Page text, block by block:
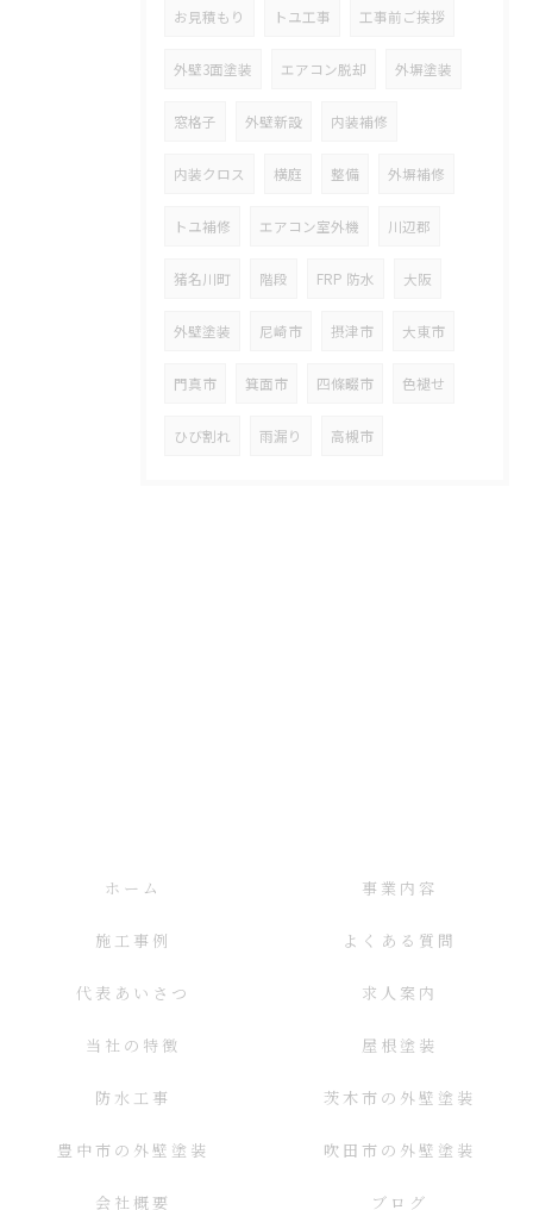
お見積もり トユ工事 工事前ご挨拶
外壁3面塗装 エアコン脱却 外塀塗装
窓格子 外壁新設 内装補修
内装クロス 横庭 整備 外塀補修
トユ補修 エアコン室外機 川辺郡
猪名川町 階段 FRP 防水 大阪
外壁塗装 尼崎市 摂津市 大東市
門真市 箕面市 四條畷市 色褪せ
ひび割れ 雨漏り 高槻市
ホーム 事業内容
施工事例 よくある質問
代表あいさつ 求人案内
当社の特徴 屋根塗装
防水工事 茨木市の外壁塗装
豊中市の外壁塗装 吹田市の外壁塗装
会社概要 ブログ